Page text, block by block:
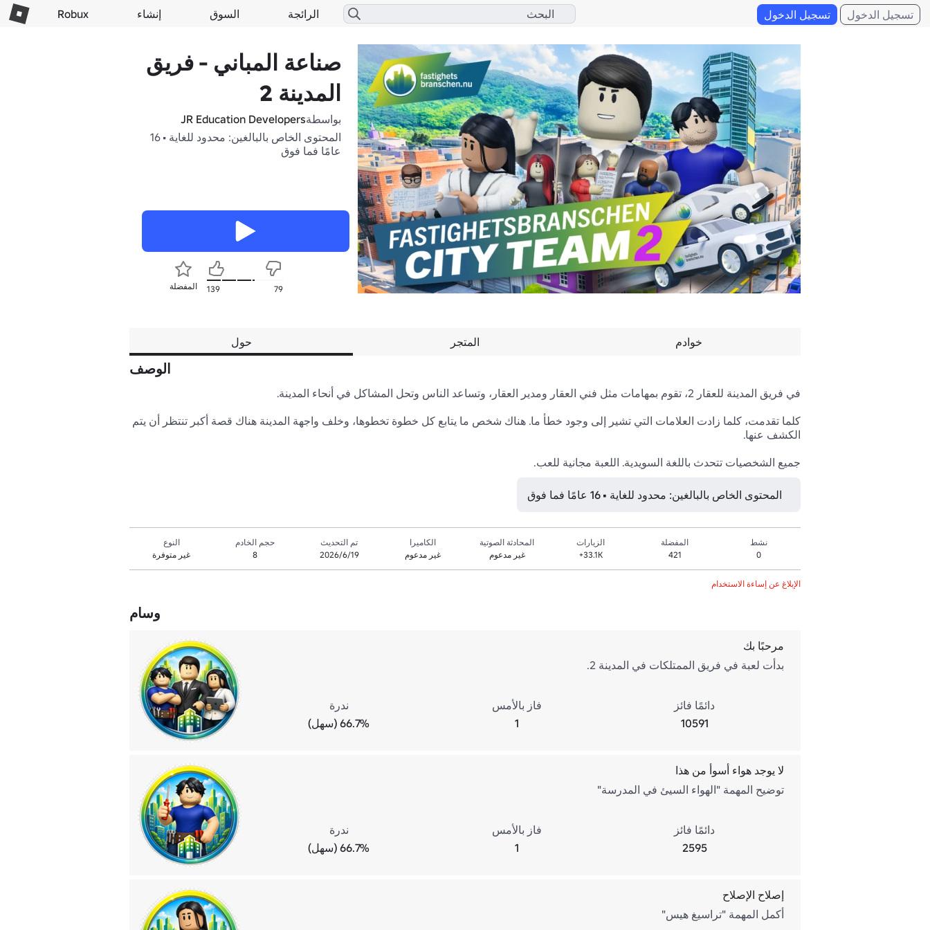
الرائجة السوق إنشاء Robux تسجيل الدخول تسجيل الدخول
صناعة المباني - فريق
المدينة 2
بواسطةJR Education Developers
المحتوى الخاص بالبالغين: محدود للغاية • 16
عامًا فما فوق
المفضلة 139 79
حول المتجر خوادم
الوصف
جميع الشخصيات تتحدث باللغة السويدية. اللعبة مجانية للعب.
المحتوى الخاص بالبالغين: محدود للغاية • 16 عامًا فما فوق
نشط
0
المفضلة
421
الزيارات
33.1K+
المحادثة الصوتية
غير مدعوم
الكاميرا
غير مدعوم
تم التحديث
19‏/6‏/2026
حجم الخادم
8
النوع
غير متوفرة
الإبلاغ عن إساءة الاستخدام
وسام
مرحبًا بك
بدأت لعبة في فريق الممتلكات في المدينة 2.
ندرة
66.7% (سهل)
فاز بالأمس
1
دائمًا فائز
10591
لا يوجد هواء أسوأ من هذا
توضيح المهمة "الهواء السيئ في المدرسة"
ندرة
66.7% (سهل)
فاز بالأمس
1
دائمًا فائز
2595
إصلاح الإصلاح
أكمل المهمة "تراسيغ هيس"